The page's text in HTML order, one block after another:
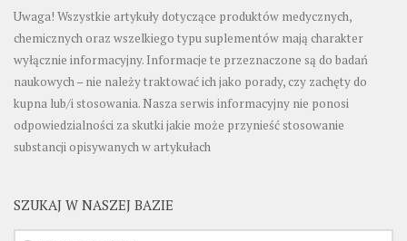
Uwaga! Wszystkie artykuły dotyczące produktów medycznych,
chemicznych oraz wszelkiego typu suplementów mają charakter
wyłącznie informacyjny. Informacje te przeznaczone są do badań
naukowych – nie należy traktować ich jako porady, czy zachęty do
kupna lub/i stosowania. Nasza serwis informacyjny nie ponosi
odpowiedzialności za skutki jakie może przynieść stosowanie
substancji opisywanych w artykułach
SZUKAJ W NASZEJ BAZIE